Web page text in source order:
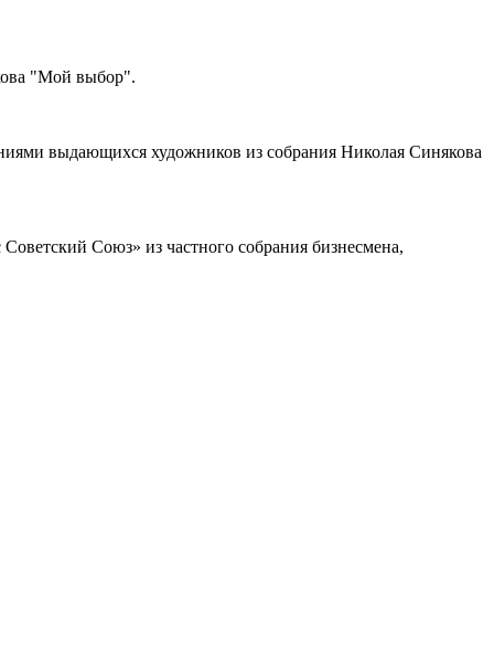
"Мой выбор".
выдающихся художников из собрания Николая Синякова
Союз» из частного собрания бизнесмена,